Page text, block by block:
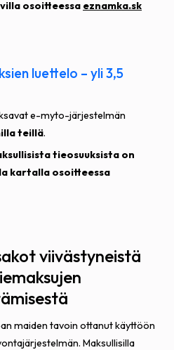
osoitteessa eznamka.sk
luettelo – yli 3,5
e-myto-järjestelmän
teillä.
tieosuuksista on
kartalla osoitteessa
viivästyneistä
maiden tavoin ottanut käyttöön
Maksullisilla